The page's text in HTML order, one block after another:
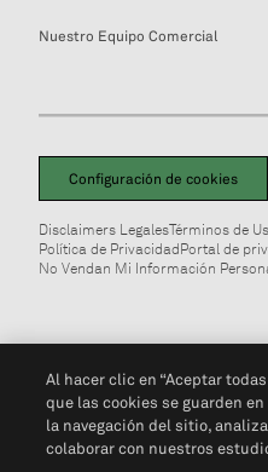
Nuestro Equipo Comercial
Configuración de cookies
Disclaimers LegalesTérminos de
Política de PrivacidadPortal de
No Vendan Mi Información
Al hacer clic en “Aceptar
que las cookies se guarden
la navegación del sitio,
colaborar con nuestros